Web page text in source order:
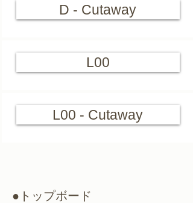
D - Cutaway
L00
L00 - Cutaway
●トップボード